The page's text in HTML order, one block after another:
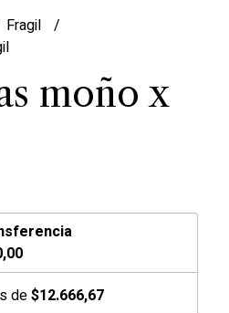
Fragil
moño x
de$12.666,67